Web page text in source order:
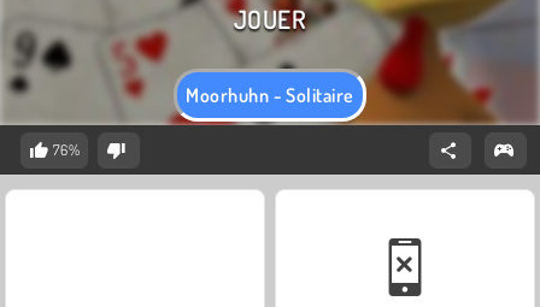
Moorhuhn - Solitaire
76%